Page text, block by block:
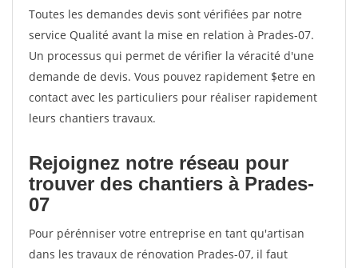
Toutes les demandes devis sont vérifiées par notre
service Qualité avant la mise en relation à Prades-07.
Un processus qui permet de vérifier la véracité d'une
demande de devis. Vous pouvez rapidement $etre en
contact avec les particuliers pour réaliser rapidement
leurs chantiers travaux.
Rejoignez notre réseau pour
trouver des chantiers à Prades-
07
Pour pérénniser votre entreprise en tant qu'artisan
dans les travaux de rénovation Prades-07, il faut